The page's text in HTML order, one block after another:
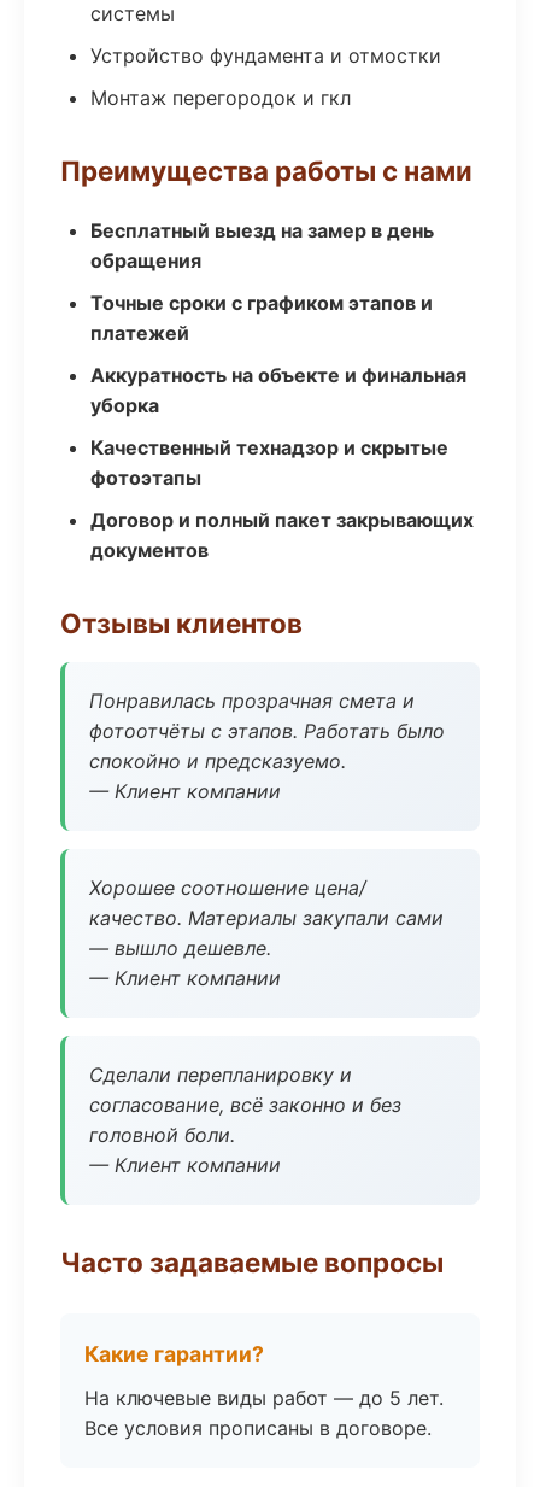
системы
Устройство фундамента и отмостки
Монтаж перегородок и гкл
Преимущества работы с нами
Бесплатный выезд на замер в день
обращения
Точные сроки с графиком этапов и
платежей
Аккуратность на объекте и финальная
уборка
Качественный технадзор и скрытые
фотоэтапы
Договор и полный пакет закрывающих
документов
Отзывы клиентов
Понравилась прозрачная смета и
фотоотчёты с этапов. Работать было
спокойно и предсказуемо.
— Клиент компании
Хорошее соотношение цена/
качество. Материалы закупали сами
— вышло дешевле.
— Клиент компании
Сделали перепланировку и
согласование, всё законно и без
головной боли.
— Клиент компании
Часто задаваемые вопросы
Какие гарантии?
На ключевые виды работ — до 5 лет.
Все условия прописаны в договоре.